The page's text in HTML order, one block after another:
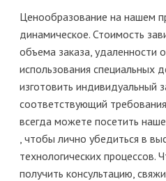
Ценообразование на нашем
динамическое. Стоимость
объема заказа, удаленности
использования специальных
изготовить индивидуальный
соответствующий
всегда можете посетить
, чтобы лично убедиться в
технологических процессов.
получить консультацию,